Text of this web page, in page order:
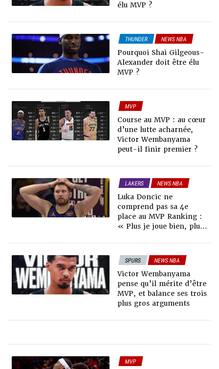
élu MVP ?
THUNDER
NEWS NBA
MVP
Pourquoi Shai Gilgeous-
Alexander doit être élu
MVP ?
MVP
Course au MVP : au cœur
d’une lutte acharnée,
Victor Wembanyama
peut-il finir premier ?
LAKERS
NEWS NBA
MVP
Luka Doncic ne
comprend pas sa 4e
place au MVP Ranking :
« Plus je joue bien, plus
SPURS
NEWS NBA
MVP
Victor Wembanyama
pense qu’il mérite d’être
MVP, et balance ses trois
plus gros arguments
MVP